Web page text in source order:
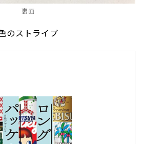
裏面
のストライプ